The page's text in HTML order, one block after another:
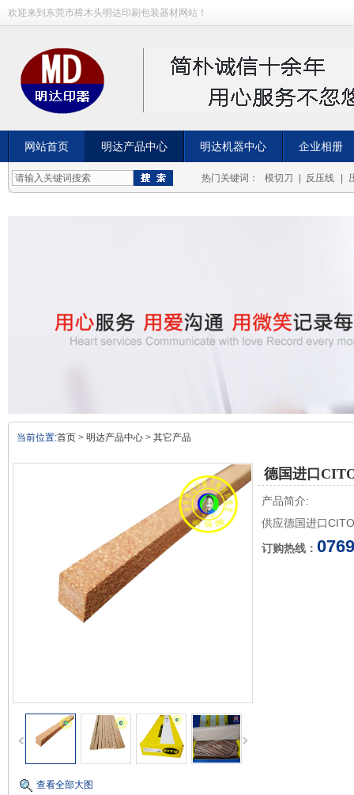
欢迎来到东莞市樟木头明达印刷包装器材网站！
网站首页 明达产品中心 明达机器中心 企业相册
成功案例 热门关键词： 模切刀 反压线
当前位置:首页 > 明达产品中心 > 其它产品
查看全部大图
德国进口
产品简介:
供应德国进口
订购热线：